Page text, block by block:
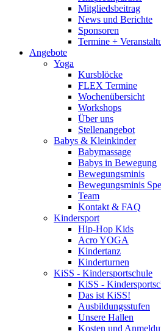
Mitgliedsbeitrag
News und Berichte
Sponsoren
Termine +
Angebote
Yoga
Kursblöcke
FLEX Termine
Wochenübersicht
Workshops
Über uns
Stellenangebot
Babys & Kleinkinder
Babymassage
Babys in Bewegung
Bewegungsminis
Bewegungsminis
Team
Kontakt & FAQ
Kindersport
Hip-Hop Kids
Acro YOGA
Kindertanz
Kinderturnen
KiSS - Kindersportschule
KiSS -
Das ist KiSS!
Ausbildungsstufen
Unsere Hallen
Kosten und